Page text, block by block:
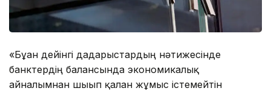
«Бұған дейінгі дағдарыстардың нәтижесінде
банктердің балансында экономикалық
айналымнан шығып қалған жұмыс істемейтін